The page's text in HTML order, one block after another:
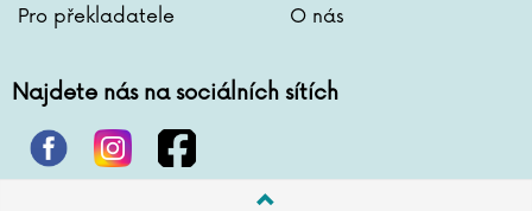
Pro překladatele
O nás
Najdete nás na sociálních sítích